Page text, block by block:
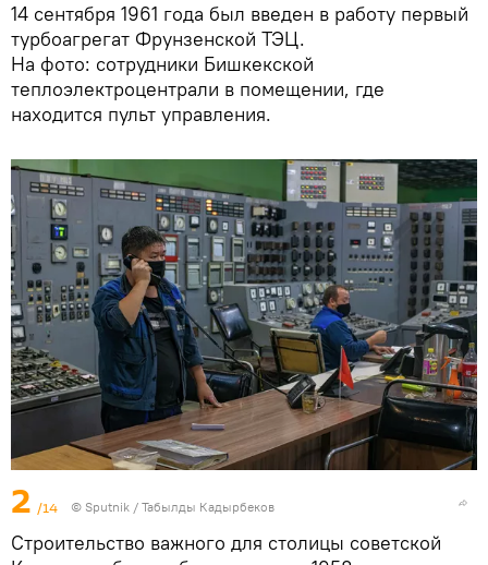
14 сентября 1961 года был введен в работу первый
турбоагрегат Фрунзенской ТЭЦ.
На фото: сотрудники Бишкекской
теплоэлектроцентрали в помещении, где
находится пульт управления.
2 /14 © Sputnik / Табылды Кадырбеков
Строительство важного для столицы советской